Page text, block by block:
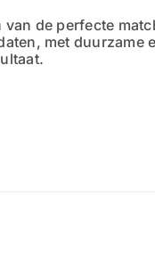
van de perfecte
met duurzame